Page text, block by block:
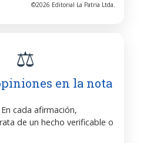
©2026 Editorial La Patria Ltda.
⚖️
en la nota
En cada afirmación,
de un hecho verificable o